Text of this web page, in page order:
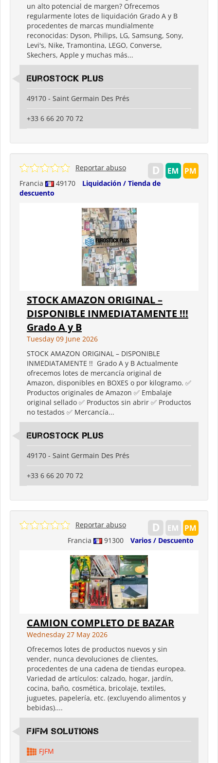
un alto potencial de margen? Ofrecemos
regularmente lotes de liquidación Grado A y B
procedentes de marcas mundialmente
reconocidas: Dyson, Philips, LG, Samsung, Sony,
Levi's, Nike, Tramontina, LEGO, Converse,
Skechers, Apple y muchas más...
Eurostock Plus
49170 - Saint Germain Des Prés
+33 6 66 20 70 72
Francia 49170
Liquidación / Tienda de
descuento
Reportar abuso
STOCK AMAZON ORIGINAL –
DISPONIBLE INMEDIATAMENTE !!!
Grado A y B
Tuesday 09 June 2026
STOCK AMAZON ORIGINAL – DISPONIBLE
INMEDIATAMENTE !! Grado A y B Actualmente
ofrecemos lotes de mercancía original de
Amazon, disponibles en BOXES o por kilogramo. ✅
Productos originales de Amazon ✅ Embalaje
original sellado ✅ Productos sin abrir ✅ Productos
no testados ✅ Mercancía...
Eurostock Plus
49170 - Saint Germain Des Prés
+33 6 66 20 70 72
Francia 91300 Varios / Descuento
Reportar abuso
CAMION COMPLETO DE BAZAR
Wednesday 27 May 2026
Ofrecemos lotes de productos nuevos y sin
vender, nunca devoluciones de clientes,
procedentes de una cadena de tiendas europea.
Variedad de artículos: calzado, hogar, jardín,
cocina, baño, cosmética, bricolaje, textiles,
juguetes, papelería, etc. (excluyendo alimentos y
bebidas)....
FJFM Solutions
FJFM